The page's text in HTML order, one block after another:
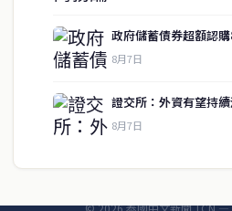
政府儲蓄債券超額認
8月7日
證交所：外資有望持
8月7日
聯絡資訊
歡迎來信洽詢合作事宜
或提供新聞線索
© 2026 泰國中文新聞 TCN —